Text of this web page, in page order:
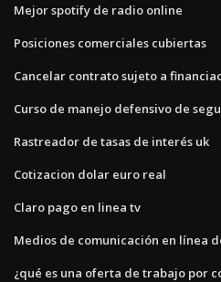
Mejor spotify de radio online
Posiciones comerciales cubiertas
Cancelar contrato sujeto a
Curso de manejo defensivo de
Rastreador de tasas de interés uk
Cotizacion dolar euro real
Claro pago en linea tv
Medios de comunicación en línea
¿qué es una oferta de trabajo por